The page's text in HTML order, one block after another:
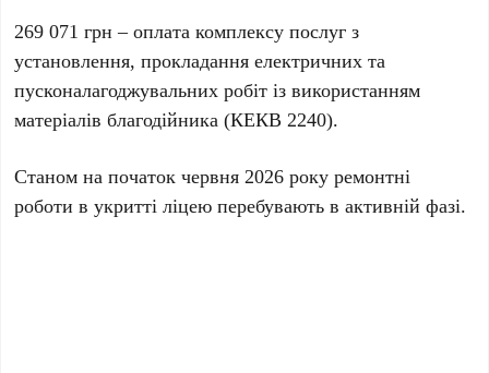
269 071 грн – оплата комплексу послуг з
установлення, прокладання електричних та
пусконалагоджувальних робіт із використанням
матеріалів благодійника (КЕКВ 2240).
Станом на початок червня 2026 року ремонтні
роботи в укритті ліцею перебувають в активній фазі.